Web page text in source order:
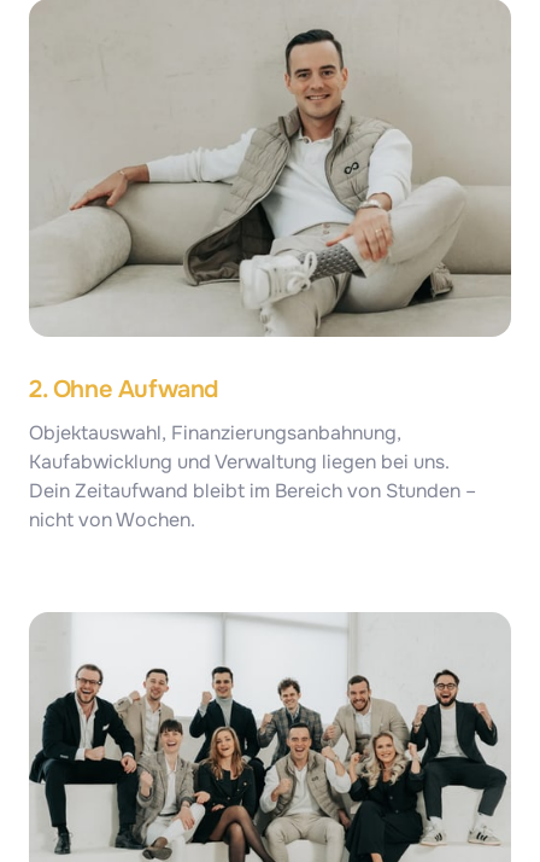
2. Ohne Aufwand
Objektauswahl, Finanzierungsanbahnung,
Kaufabwicklung und Verwaltung liegen bei uns.
Dein Zeitaufwand bleibt im Bereich von Stunden –
nicht von Wochen.